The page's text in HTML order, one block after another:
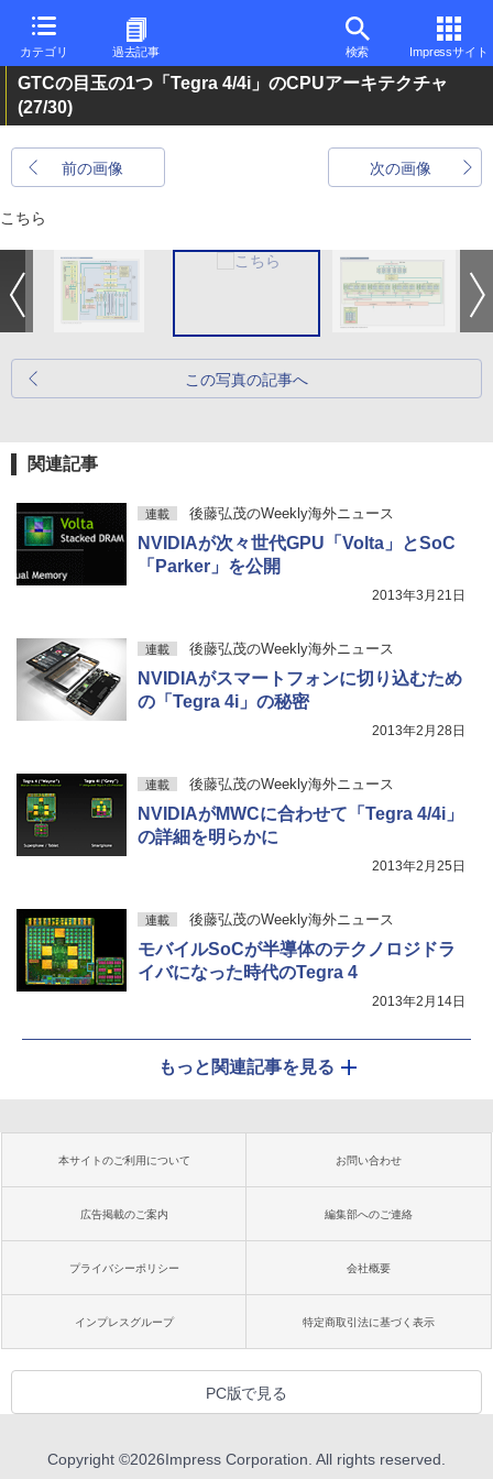
カテゴリ 過去記事 検索 Impressサイト
GTCの目玉の1つ「Tegra 4/4i」のCPUアーキテクチャ
(27/30)
前の画像 次の画像
こちら
この写真の記事へ
関連記事
連載 後藤弘茂のWeekly海外ニュース
NVIDIAが次々世代GPU「Volta」とSoC
「Parker」を公開
2013年3月21日
連載 後藤弘茂のWeekly海外ニュース
NVIDIAがスマートフォンに切り込むため
の「Tegra 4i」の秘密
2013年2月28日
連載 後藤弘茂のWeekly海外ニュース
NVIDIAがMWCに合わせて「Tegra 4/4i」
の詳細を明らかに
2013年2月25日
連載 後藤弘茂のWeekly海外ニュース
モバイルSoCが半導体のテクノロジドラ
イバになった時代のTegra 4
2013年2月14日
もっと関連記事を見る
本サイトのご利用について お問い合わせ
広告掲載のご案内 編集部へのご連絡
プライバシーポリシー 会社概要
インプレスグループ 特定商取引法に基づく表示
PC版で見る
Copyright ©2026Impress Corporation. All rights reserved.